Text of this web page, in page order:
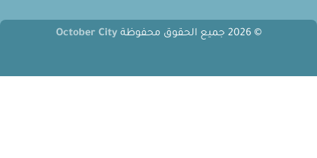
© 2026 جميع الحقوق محفوظة October City